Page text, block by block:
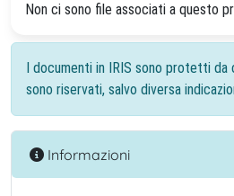
Non ci sono file associati a questo
I documenti in IRIS sono protetti
sono riservati, salvo diversa
Informazioni